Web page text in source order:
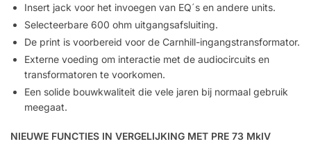
Insert jack voor het invoegen van EQ´s en andere units.
Selecteerbare 600 ohm uitgangsafsluiting.
De print is voorbereid voor de Carnhill-ingangstransformator.
Externe voeding om interactie met de audiocircuits en
transformatoren te voorkomen.
Een solide bouwkwaliteit die vele jaren bij normaal gebruik
meegaat.
NIEUWE FUNCTIES IN VERGELIJKING MET PRE 73 MkIV